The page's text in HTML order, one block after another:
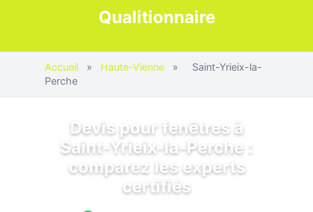
Qualitionnaire
Accueil » Haute-Vienne »
Saint-Yrieix-la-
Perche
Devis pour fenêtres à
Saint-Yrieix-la-Perche :
comparez les experts
certifiés